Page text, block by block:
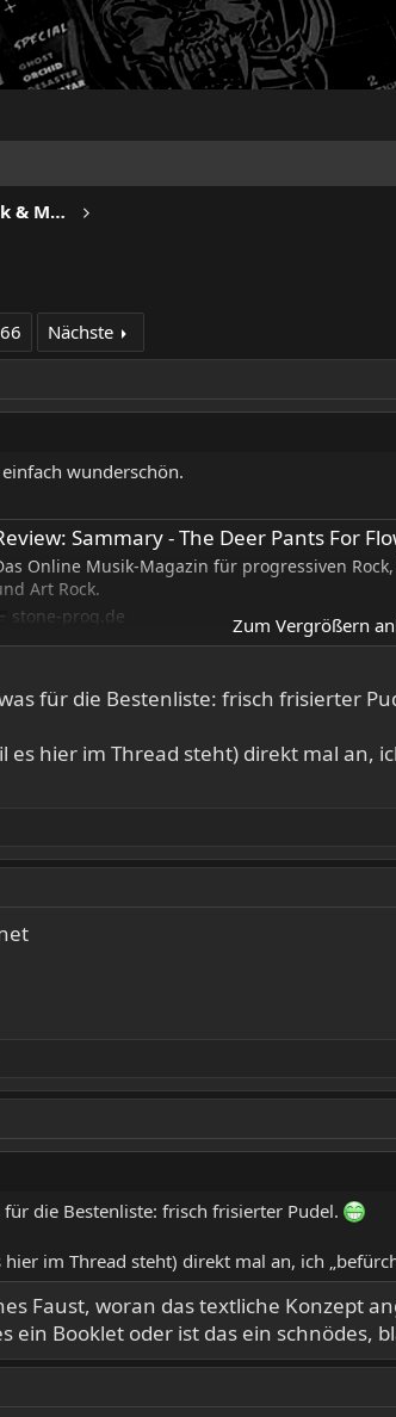
METROPOLIS - Progressive Rock & Metal
Nächste
wunderschön.
Sammary - The Deer Pants For Flowing Streams (2025) - STONE
Online Musik-Magazin für progressiven Rock,
Art Rock.
stone-prog.de
Zum Vergrößern
für die Bestenliste: frisch frisierter
es hier im Thread steht) direkt mal an,
die Bestenliste: frisch frisierter Pudel.
im Thread steht) direkt mal an, ich
Faust, woran das textliche Konzept
ein Booklet oder ist das ein schnödes,